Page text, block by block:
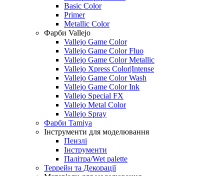
Basic Color
Primer
Metallic Color
Фарби Vallejo
Vallejo Game Color
Vallejo Game Color Fluo
Vallejo Game Color Metallic
Vallejo Xpress Color|Intense
Vallejo Game Color Wash
Vallejo Game Color Ink
Vallejo Special FX
Vallejo Metal Color
Vallejo Spray
Фарби Tamiya
Інструменти для моделювання
Пензлі
Інструменти
Палітра/Wet palette
Террейн та Декорації